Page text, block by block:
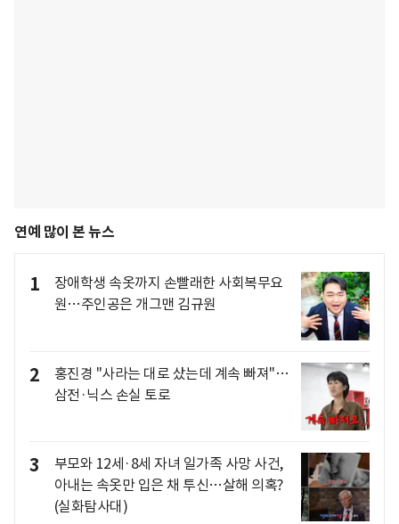
연예 많이 본 뉴스
1
장애학생 속옷까지 손빨래한 사회복무요
원…주인공은 개그맨 김규원
2
홍진경 "사라는 대로 샀는데 계속 빠져"…
삼전·닉스 손실 토로
3
부모와 12세·8세 자녀 일가족 사망 사건,
아내는 속옷만 입은 채 투신…살해 의혹?
(실화탐사대)